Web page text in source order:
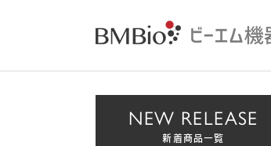
NEW RELEASE
新着商品一覧